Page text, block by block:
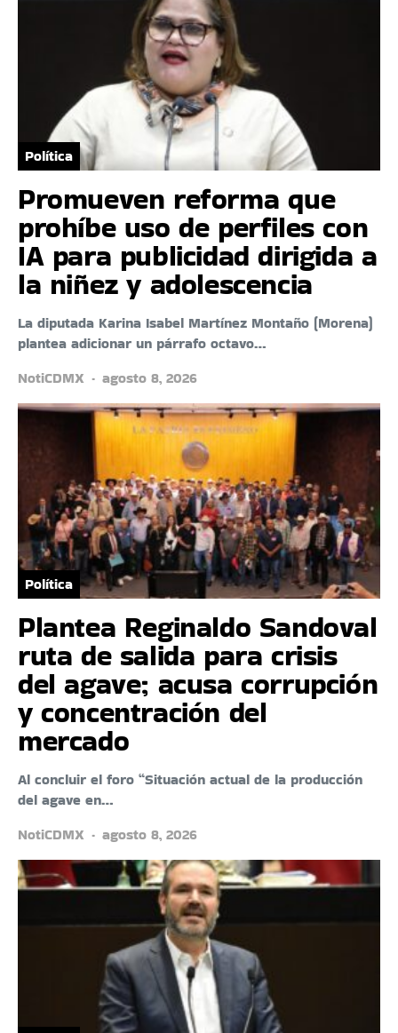
Política
Promueven reforma que
prohíbe uso de perfiles con
IA para publicidad dirigida a
la niñez y adolescencia
La diputada Karina Isabel Martínez Montaño (Morena)
plantea adicionar un párrafo octavo…
NotiCDMX
agosto 8, 2026
Política
Plantea Reginaldo Sandoval
ruta de salida para crisis
del agave; acusa corrupción
y concentración del
mercado
Al concluir el foro “Situación actual de la producción
del agave en…
NotiCDMX
agosto 8, 2026